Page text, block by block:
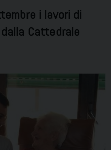
i lavori di
Cattedrale